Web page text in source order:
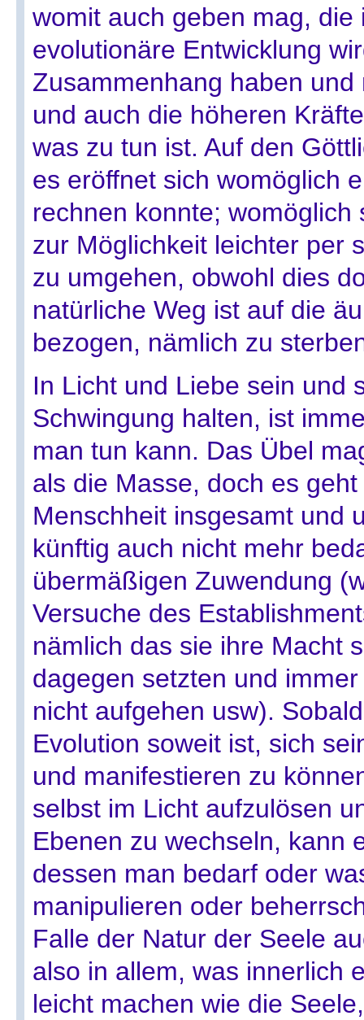
womit auch geben mag, die
evolutionäre Entwicklung
Zusammenhang haben
und auch die höheren
was zu tun ist. Auf den
es eröffnet sich womöglich
rechnen konnte; womöglich
zur Möglichkeit leichter per
zu umgehen, obwohl dies
natürliche Weg ist auf die
bezogen, nämlich zu
In Licht und Liebe sein und
Schwingung halten, ist
man tun kann. Das Übel
als die Masse, doch es
Menschheit insgesamt und
künftig auch nicht mehr
übermäßigen Zuwendung
Versuche des
nämlich das sie ihre Macht
dagegen setzten und
nicht aufgehen usw).
Evolution soweit ist, sich
und manifestieren zu
selbst im Licht aufzulösen
Ebenen zu wechseln, kann
dessen man bedarf oder
manipulieren oder
Falle der Natur der Seele
also in allem, was innerlich
leicht machen wie die